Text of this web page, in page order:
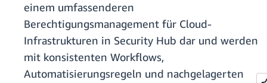
einem umfassenderen
Berechtigungsmanagement für Cloud-
Infrastrukturen in Security Hub dar und werden
mit konsistenten Workflows,
Automatisierungsregeln und nachgelagerten